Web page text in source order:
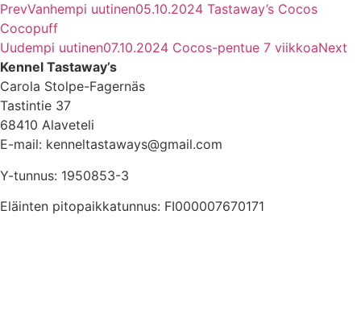
PrevVanhempi uutinen05.10.2024 Tastaway’s Cocos
Cocopuff
Uudempi uutinen07.10.2024 Cocos-pentue 7 viikkoaNext
Kennel Tastaway’s
Carola Stolpe-Fagernäs
Tastintie 37
68410 Alaveteli
E-mail: kenneltastaways@gmail.com
Y-tunnus: 1950853-3
Eläinten pitopaikkatunnus: FI000007670171